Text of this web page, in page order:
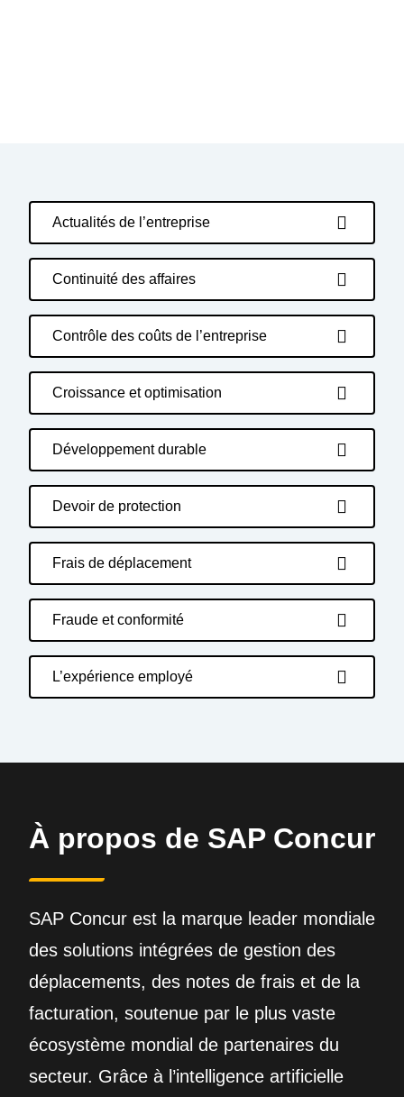
Actualités de l’entreprise
Continuité des affaires
Contrôle des coûts de l’entreprise
Croissance et optimisation
Développement durable
Devoir de protection
Frais de déplacement
Fraude et conformité
L’expérience employé
À propos de SAP Concur
SAP Concur est la marque leader mondiale
des solutions intégrées de gestion des
déplacements, des notes de frais et de la
facturation, soutenue par le plus vaste
écosystème mondial de partenaires du
secteur. Grâce à l’intelligence artificielle